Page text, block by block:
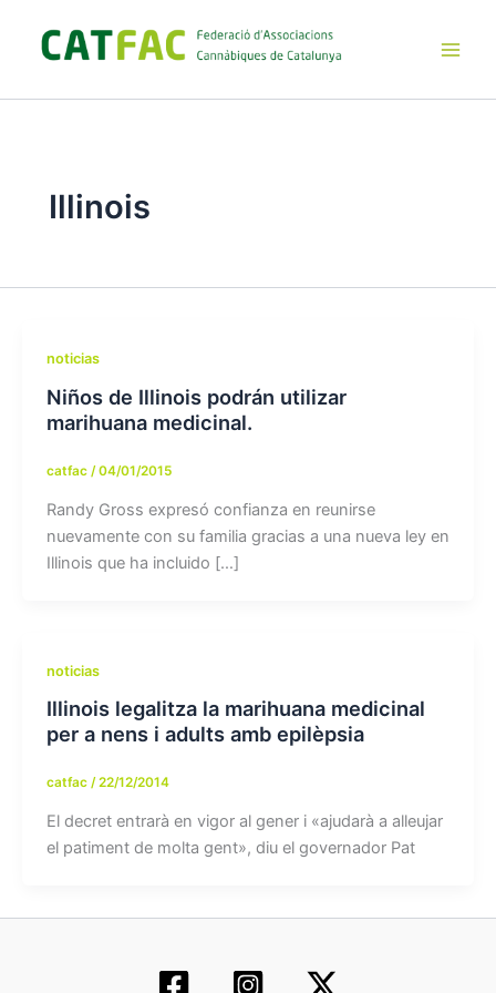
contenido
Illinois
noticias
Niños de Illinois podrán utilizar
marihuana medicinal.
catfac /04/01/2015
Randy Gross expresó confianza en reunirse
nuevamente con su familia gracias a una nueva ley en
Illinois que ha incluido […]
noticias
Illinois legalitza la marihuana medicinal
per a nens i adults amb epilèpsia
catfac /22/12/2014
El decret entrarà en vigor al gener i «ajudarà a alleujar
el patiment de molta gent», diu el governador Pat